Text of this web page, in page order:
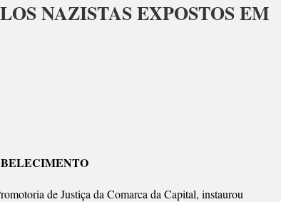
NAZISTAS EXPOSTOS EM
de Justiça da Comarca da Capital, instaurou